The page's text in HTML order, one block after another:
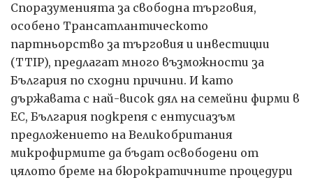
Споразуменията за свободна търговия,
особено Трансатлантическото
партньорство за търговия и инвестиции
(TTIP), предлагат много възможности за
България по сходни причини. И като
държавата с най-висок дял на семейни фирми в
ЕС, България подкрепя с ентусиазъм
предложението на Великобритания
микрофирмите да бъдат освободени от
цялото бреме на бюрократичните процедури